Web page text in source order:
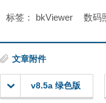
标签： bkViewer 数码
文章附件
v8.5a 绿色版